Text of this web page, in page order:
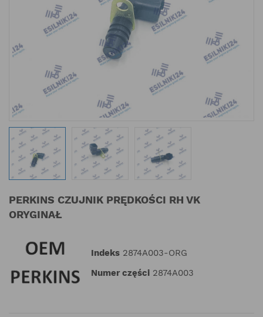
PERKINS CZUJNIK PRĘDKOŚCI RH VK
ORYGINAŁ
Indeks 2874A003-ORG
Numer części 2874A003